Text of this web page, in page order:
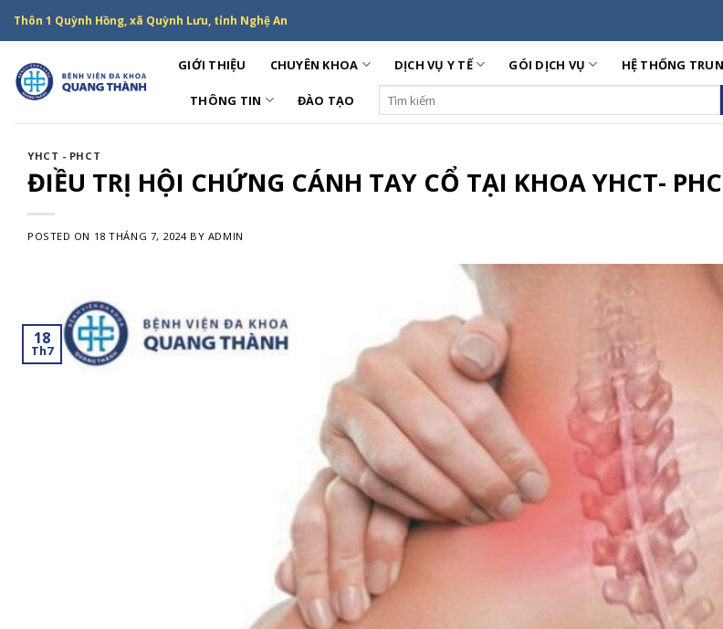
Thôn 1 Quỳnh Hồng, xã Quỳnh Lưu, tỉnh Nghệ An
GIỚI THIỆU CHUYÊN KHOA DỊCH VỤ Y TẾ GÓI DỊCH VỤ HỆ THỐNG
THÔNG TIN ĐÀO TẠO
Search
for:
YHCT - PHCT
ĐIỀU TRỊ HỘI CHỨNG CÁNH TAY CỔ TẠI KHOA YHCT-
POSTED ON 18 THÁNG 7, 2024BY ADMIN
18
Th7